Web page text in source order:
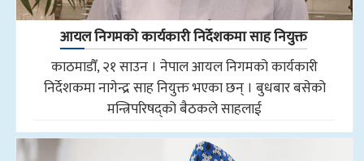
आयल निगमको कार्यकारी निर्देशकमा साह नियुक्त
काठमाडौँ, २१ साउन । नेपाल आयल निगमको कार्यकारी
निर्देशकमा नागेन्द्र साह नियुक्त भएका छन् । बुधबार बसेको
मन्त्रिपरिषद्को बैठकले साहलाई